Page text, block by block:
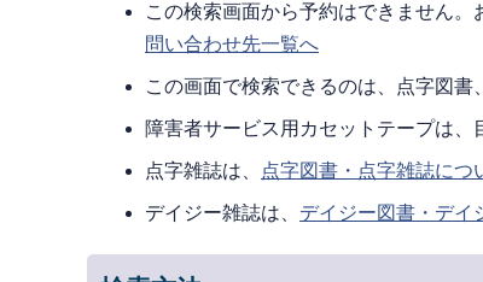
この検索画面から予約はできません。
問い合わせ先一覧へ
この画面で検索できるのは、点字図書
障害者サービス用カセットテープは、
点字雑誌は、 点字図書・点字雑誌につ
デイジー雑誌は、 デイジー図書・デイ